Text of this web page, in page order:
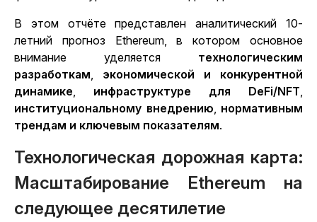
В этом отчёте представлен аналитический 10-
летний прогноз Ethereum, в котором основное
внимание уделяется технологическим
разработкам, экономической и конкурентной
динамике, инфраструктуре для DeFi/NFT,
институциональному внедрению, нормативным
трендам и ключевым показателям.
Технологическая дорожная карта:
Масштабирование Ethereum на
следующее десятилетие